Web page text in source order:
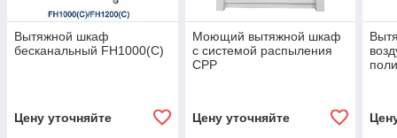
Вытяжной шкаф
бесканальный FH1000(C)
Цену уточняйте
Моющий вытяжной шкаф
с системой распыления
CPP
Цену уточняйте